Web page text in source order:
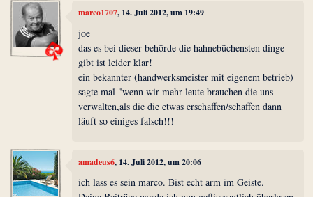
marco1707, 14. Juli 2012, um 19:49
joe
das es bei dieser behörde die hahnebüchensten dinge
gibt ist leider klar!
ein bekannter (handwerksmeister mit eigenem betrieb)
sagte mal "wenn wir mehr leute brauchen die uns
verwalten,als die die etwas erschaffen/schaffen dann
läuft so einiges falsch!!!
amadeus6, 14. Juli 2012, um 20:06
ich lass es sein marco. Bist echt arm im Geiste.